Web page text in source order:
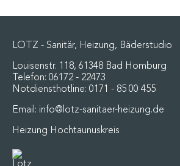
LOTZ - Sanitär, Heizung, Bäderstudio
Louisenstr. 118, 61348 Bad Homburg
Telefon: 06172 - 22473
Notdiensthotline: 0171 - 85 00 455
Email: info@lotz-sanitaer-heizung.de
Heizung Hochtaunuskreis